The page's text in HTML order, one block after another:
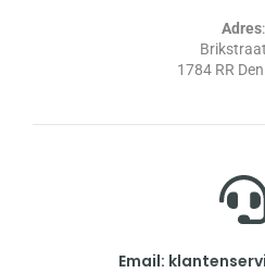
Adres:
1784 RR
Email: